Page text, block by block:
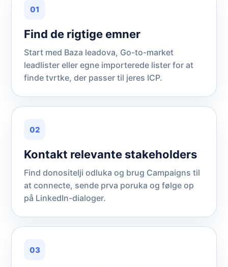
01
Find de rigtige emner
Start med Baza leadova, Go-to-market
leadlister eller egne importerede lister for at
finde tvrtke, der passer til jeres ICP.
02
Kontakt relevante stakeholders
Find donositelji odluka og brug Campaigns til
at connecte, sende prva poruka og følge op
på LinkedIn-dialoger.
03